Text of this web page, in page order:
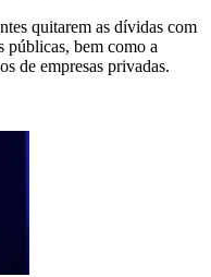
quitarem as dívidas com
públicas, bem como a
de empresas privadas.